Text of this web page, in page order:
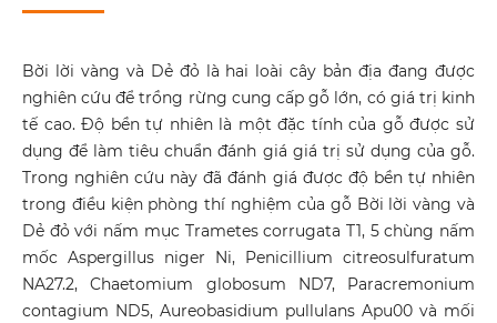
Bời lời vàng và Dẻ đỏ là hai loài cây bản địa đang được
nghiên cứu để trồng rừng cung cấp gỗ lớn, có giá trị kinh
tế cao. Độ bền tự nhiên là một đặc tính của gỗ được sử
dụng để làm tiêu chuẩn đánh giá giá trị sử dụng của gỗ.
Trong nghiên cứu này đã đánh giá được độ bền tự nhiên
trong điều kiện phòng thí nghiệm của gỗ Bời lời vàng và
Dẻ đỏ với nấm mục Trametes corrugata T1, 5 chùng nấm
mốc Aspergillus niger Ni, Penicillium citreosulfuratum
NA27.2, Chaetomium globosum ND7, Paracremonium
contagium ND5, Aureobasidium pullulans Apu00 và mối